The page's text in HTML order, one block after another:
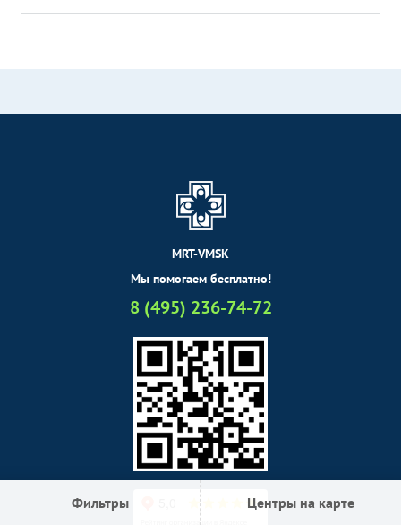
Фильтры Центры на карте
MRT-VMSK
Мы помогаем бесплатно!
8 (495) 236-74-72